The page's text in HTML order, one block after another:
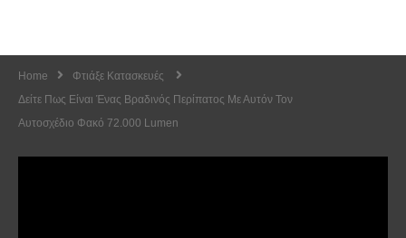
Home
Φτιάξε Κατασκευές
Δείτε Πως Είναι Ένας Βραδινός Περίπατος Με Αυτόν Τον
Αυτοσχέδιο Φακό 72.000 Lumen